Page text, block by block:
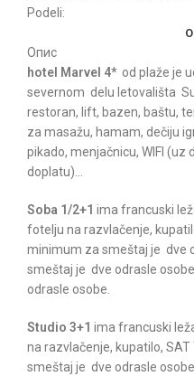
Podeli:
Опис
hotel Marvel 4*od plaže je
severnom delu letovališta
restoran, lift, bazen, baštu,
za masažu, hamam, dečiju
pikado, menjačnicu, WIFI
doplatu)…
Soba 1/2+1 ima francuski
fotelju na razvlačenje,
minimum za smeštaj je dve
smeštaj je dve odrasle
odrasle osobe.
Studio 3+1 ima francuski
na razvlačenje, kupatilo,
smeštaj je dve odrasle